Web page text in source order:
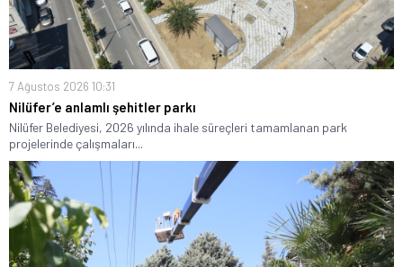
7 Ağustos 2026 10:31
Nilüfer’e anlamlı şehitler parkı
Nilüfer Belediyesi, 2026 yılında ihale süreçleri tamamlanan park
projelerinde çalışmaları...